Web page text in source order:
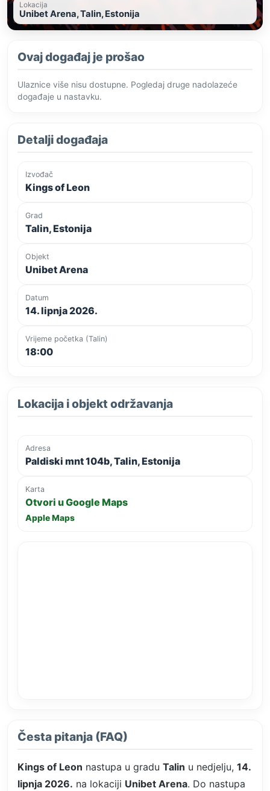
Lokacija
Unibet Arena, Talin, Estonija
Ovaj događaj je prošao
Ulaznice više nisu dostupne. Pogledaj druge nadolazeće
događaje u nastavku.
Detalji događaja
Izvođač
Kings of Leon
Grad
Talin, Estonija
Objekt
Unibet Arena
Datum
14. lipnja 2026.
Vrijeme početka (Talin)
18:00
Lokacija i objekt održavanja
Adresa
Paldiski mnt 104b, Talin, Estonija
Karta
Otvori u Google Maps
Apple Maps
Česta pitanja (FAQ)
Kings of Leon nastupa u gradu Talin u nedjelju, 14.
lipnja 2026. na lokaciji Unibet Arena. Do nastupa